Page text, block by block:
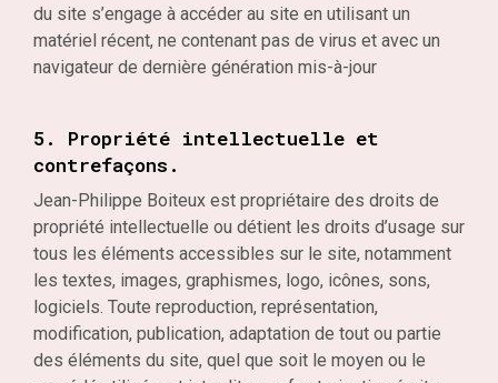
du site s’engage à accéder au site en utilisant un
matériel récent, ne contenant pas de virus et avec un
navigateur de dernière génération mis-à-jour
5. Propriété intellectuelle et
contrefaçons.
Jean-Philippe Boiteux est propriétaire des droits de
propriété intellectuelle ou détient les droits d’usage sur
tous les éléments accessibles sur le site, notamment
les textes, images, graphismes, logo, icônes, sons,
logiciels. Toute reproduction, représentation,
modification, publication, adaptation de tout ou partie
des éléments du site, quel que soit le moyen ou le